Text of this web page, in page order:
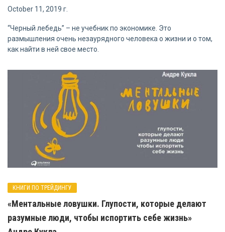
October 11, 2019 г.
“Черный лебедь” – не учебник по экономике. Это
размышления очень незаурядного человека о жизни и о том,
как найти в ней свое место.
КНИГИ ПО ТРЕЙДИНГУ
«Ментальные ловушки. Глупости, которые делают
разумные люди, чтобы испортить себе жизнь»